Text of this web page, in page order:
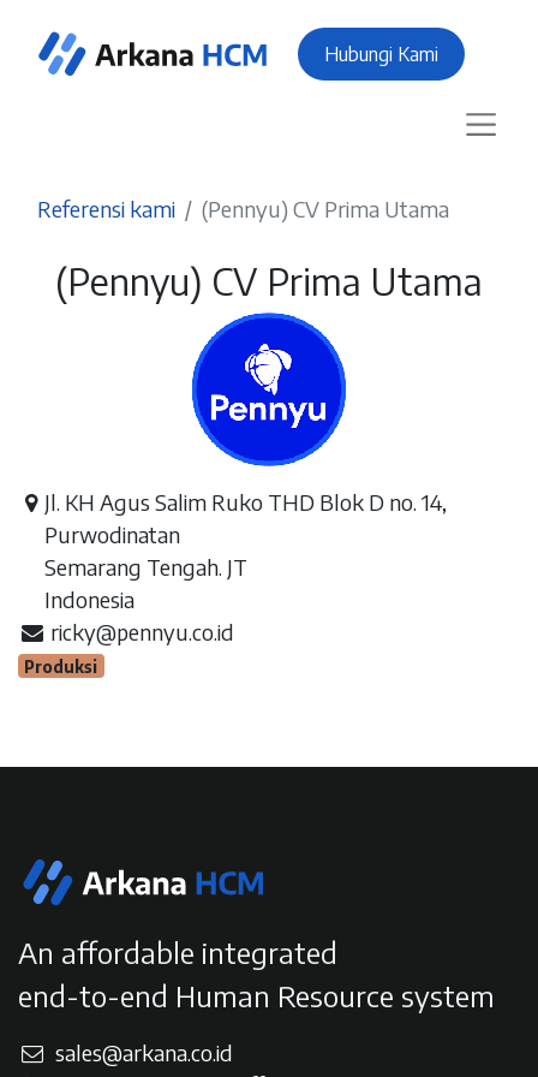
Hubungi Kami
Referensi kami (Pennyu) CV Prima Utama
(Pennyu) CV Prima Utama
Jl. KH Agus Salim Ruko THD Blok D no. 14,
Purwodinatan
Semarang Tengah. JT
Indonesia
ricky@pennyu.co.id
Produksi
An affordable integrated
end-to-end Human Resource system
sales@arkana.co.id